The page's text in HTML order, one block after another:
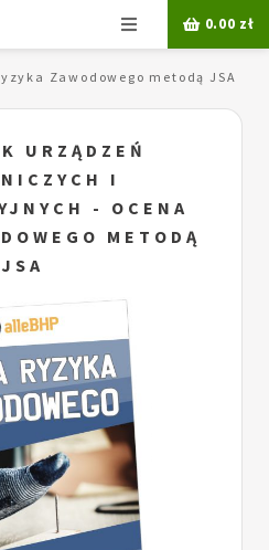
Menu 0.00 zł
Zawodowego metodą JSA
URZĄDZEŃ
I
- OCENA
METODĄ
JSA